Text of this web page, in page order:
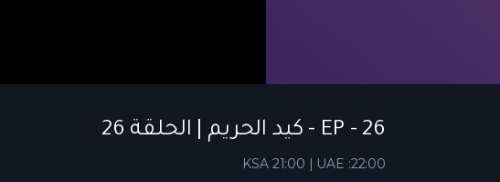
EP - 26 - كيد الحريم | الحلقة 26
KSA 21:00 | UAE :22:00